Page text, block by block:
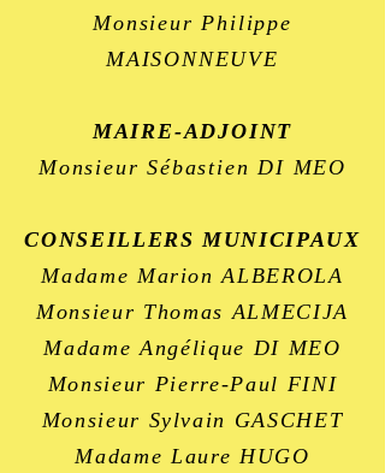
Monsieur Philippe
MAISONNEUVE
MAIRE-ADJOINT
Monsieur Sébastien DI MEO
CONSEILLERS MUNICIPAUX
Madame Marion ALBEROLA
Monsieur Thomas ALMECIJA
Madame Angélique DI MEO
Monsieur Pierre-Paul FINI
Monsieur Sylvain GASCHET
Madame Laure HUGO